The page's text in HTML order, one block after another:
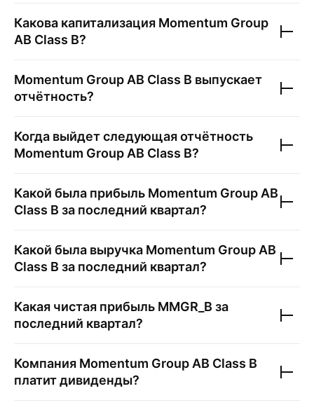
Какова капитализация Momentum Group
AB Class B?
Momentum Group AB Class B выпускает
отчётность?
Когда выйдет следующая отчётность
Momentum Group AB Class B?
Какой была прибыль Momentum Group AB
Class B за последний квартал?
Какой была выручка Momentum Group AB
Class B за последний квартал?
Какая чистая прибыль MMGR_B за
последний квартал?
Компания Momentum Group AB Class B
платит дивиденды?